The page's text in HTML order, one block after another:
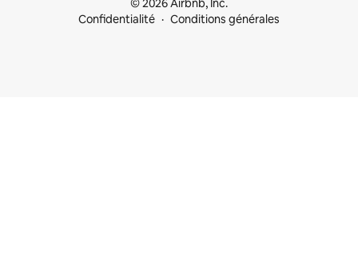
© 2026 Airbnb, Inc.
Confidentialité
Conditions générales